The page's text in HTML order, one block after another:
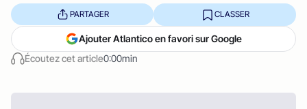
Écoutez cet article0:00min
PARTAGER CLASSER
Ajouter Atlantico en favori sur Google